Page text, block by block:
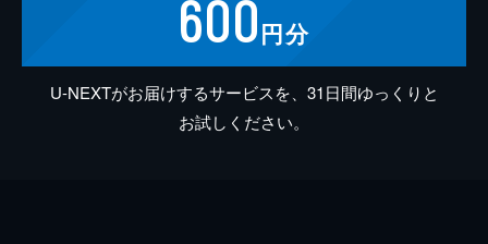
600円分
U-NEXTがお届けするサービスを、31日間ゆっくりと
お試しください。